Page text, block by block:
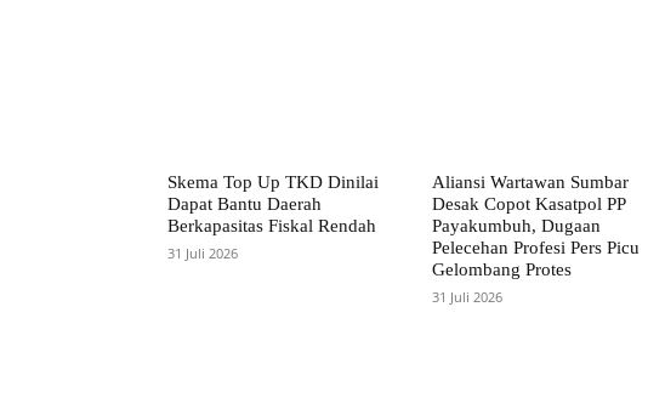
Skema Top Up TKD Dinilai
Dapat Bantu Daerah
Berkapasitas Fiskal Rendah
31 Juli 2026
Aliansi Wartawan Sumbar
Desak Copot Kasatpol PP
Payakumbuh, Dugaan
Pelecehan Profesi Pers Picu
Gelombang Protes
31 Juli 2026